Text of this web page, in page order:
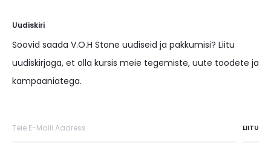
Uudiskiri
Soovid saada V.O.H Stone uudiseid ja pakkumisi? Liitu
uudiskirjaga, et olla kursis meie tegemiste, uute toodete ja
kampaaniatega.